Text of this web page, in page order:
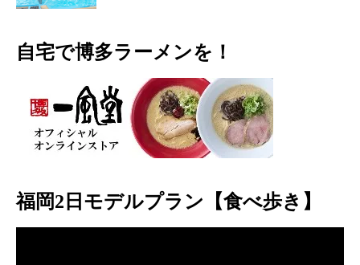
自宅で博多ラーメンを！
福岡2日モデルプラン【食べ歩き】